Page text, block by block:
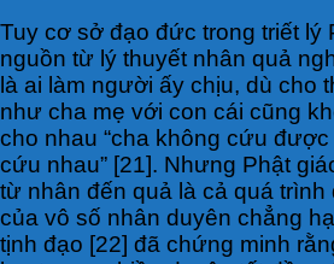
Tuy cơ sở đạo đức trong triết lý
nguồn từ lý thuyết nhân quả
là ai làm người ấy chịu, dù cho
như cha mẹ với con cái cũng
cho nhau “cha không cứu
cứu nhau” [21]. Nhưng Phật
từ nhân đến quả là cả quá trình
của vô số nhân duyên chẳng
tịnh đạo [22] đã chứng minh